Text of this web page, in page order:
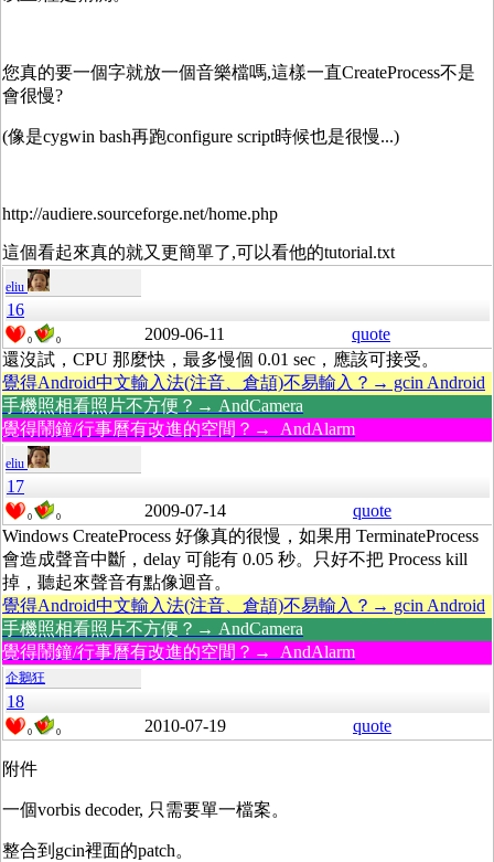
您真的要一個字就放一個音樂檔嗎,這樣一直CreateProcess不是
會很慢?
(像是cygwin bash再跑configure script時候也是很慢...)
http://audiere.sourceforge.net/home.php
這個看起來真的就又更簡單了,可以看他的tutorial.txt
eliu
16
0 0 2009-06-11
quote
還沒試，CPU 那麼快，最多慢個 0.01 sec，應該可接受。
覺得Android中文輸入法(注音、倉頡)不易輸入？→ gcin Android
手機照相看照片不方便？→ AndCamera
覺得鬧鐘/行事曆有改進的空間？→ AndAlarm
eliu
17
0 0 2009-07-14
quote
Windows CreateProcess 好像真的很慢，如果用 TerminateProcess
會造成聲音中斷，delay 可能有 0.05 秒。只好不把 Process kill
掉，聽起來聲音有點像迴音。
覺得Android中文輸入法(注音、倉頡)不易輸入？→ gcin Android
手機照相看照片不方便？→ AndCamera
覺得鬧鐘/行事曆有改進的空間？→ AndAlarm
企鵝狂
18
0 0 2010-07-19 quote
附件
一個vorbis decoder, 只需要單一檔案。
整合到gcin裡面的patch。